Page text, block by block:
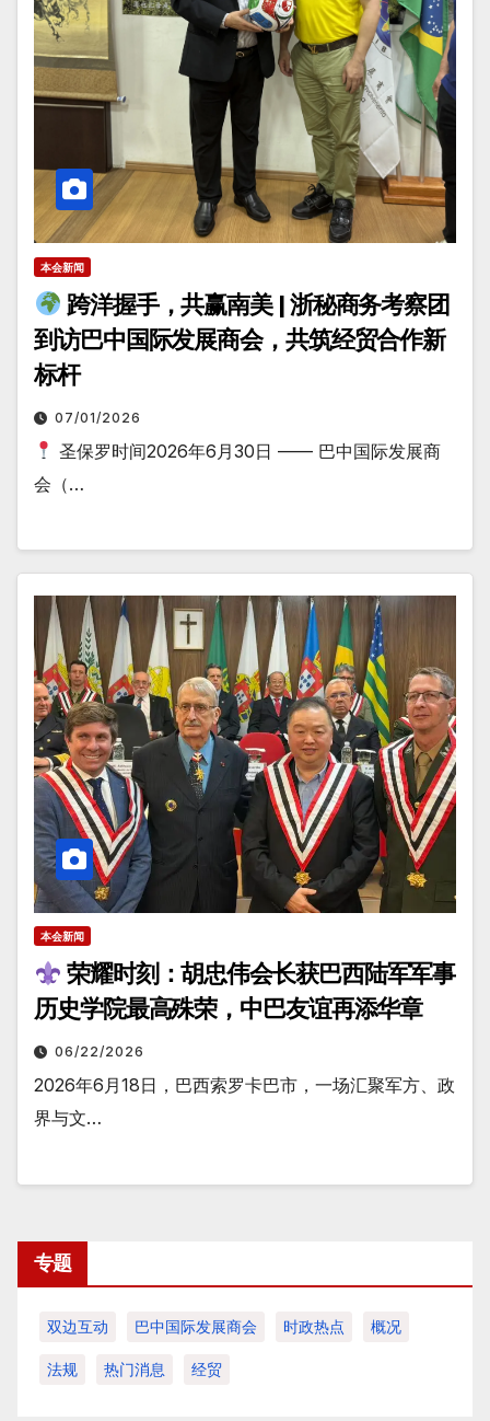
本会新闻
跨洋握手，共赢南美 | 浙秘商务考察团
到访巴中国际发展商会，共筑经贸合作新
标杆
07/01/2026
圣保罗时间2026年6月30日 —— 巴中国际发展商
会（…
本会新闻
荣耀时刻：胡忠伟会长获巴西陆军军事
历史学院最高殊荣，中巴友谊再添华章
06/22/2026
2026年6月18日，巴西索罗卡巴市，一场汇聚军方、政
界与文…
专题
双边互动 巴中国际发展商会 时政热点 概况
法规 热门消息 经贸